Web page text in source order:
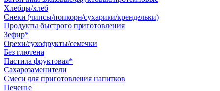
Хлебцы/хлеб
Снеки (чипсы/попкорн/сухарики/крендельки)
Продукты быстрого приготовления
Зефир*
Орехи/сухофрукты/семечки
Без глютена
Пастила фруктовая*
Сахарозаменители
Смеси для приготовления напитков
Печенье